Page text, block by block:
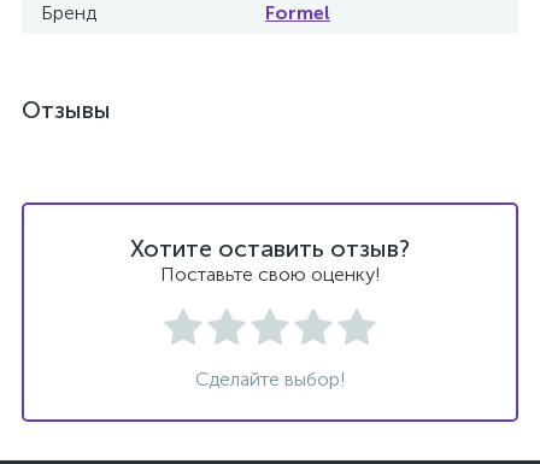
Бренд Formel
Отзывы
Хотите оставить отзыв?
Поставьте свою оценку!
Сделайте выбор!